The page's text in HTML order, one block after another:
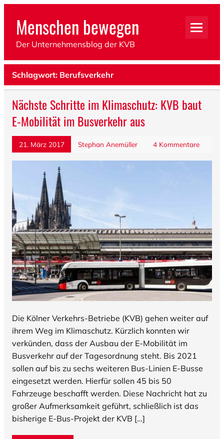
Menschen bewegen
Der Unternehmensblog der KVB
Schlagwort: Berufsverkehr
Nächste Schritte im Klimaschutz: KVB baut
E-Mobilität im Busverkehr aus
21. März 2017 Stephan Anemüller 4 Kommentare
Die Kölner Verkehrs-Betriebe (KVB) gehen weiter auf
ihrem Weg im Klimaschutz. Kürzlich konnten wir
verkünden, dass der Ausbau der E-Mobilität im
Busverkehr auf der Tagesordnung steht. Bis 2021
sollen auf bis zu sechs weiteren Bus-Linien E-Busse
eingesetzt werden. Hierfür sollen 45 bis 50
Fahrzeuge beschafft werden. Diese Nachricht hat zu
großer Aufmerksamkeit geführt, schließlich ist das
bisherige E-Bus-Projekt der KVB […]